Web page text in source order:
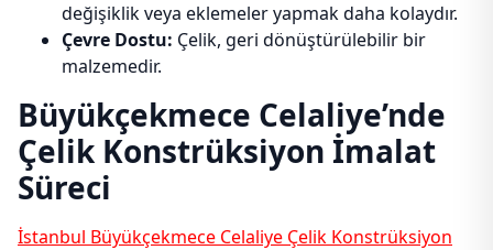
değişiklik veya eklemeler yapmak daha kolaydır.
Çevre Dostu: Çelik, geri dönüştürülebilir bir
malzemedir.
Büyükçekmece Celaliye’nde
Çelik Konstrüksiyon İmalat
Süreci
İstanbul Büyükçekmece Celaliye Çelik Konstrüksiyon